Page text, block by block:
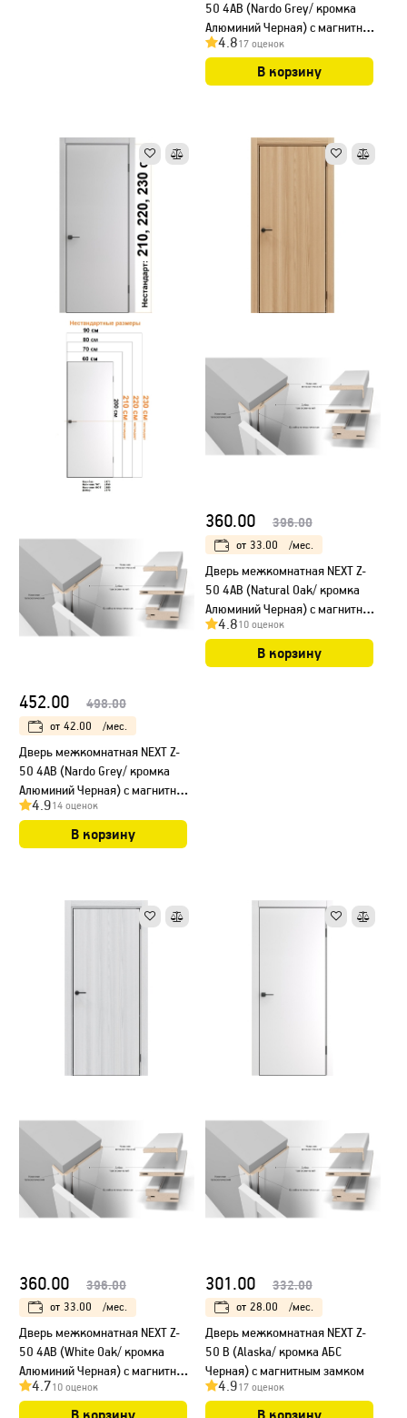
50 4AB (Nardo Grey/ кромка
Алюминий Черная) с магнитным
замком
4.817 оценок
В корзину
452.00 498.00
от 42.00 /мес.
Дверь межкомнатная NEXT Z-
50 4AB (Nardo Grey/ кромка
Алюминий Черная) с магнитным
замком, НЕСТАНДАРТ
4.914 оценок
В корзину
360.00 396.00
от 33.00 /мес.
Дверь межкомнатная NEXT Z-
50 4AB (Natural Oak/ кромка
Алюминий Черная) с магнитным
замком
4.810 оценок
В корзину
360.00 396.00
от 33.00 /мес.
Дверь межкомнатная NEXT Z-
50 4AB (White Oak/ кромка
Алюминий Черная) с магнитным
замком
4.710 оценок
301.00 332.00
от 28.00 /мес.
Дверь межкомнатная NEXT Z-
50 B (Alaska/ кромка АБС
Черная) с магнитным замком
4.917 оценок